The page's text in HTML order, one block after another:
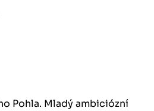
Pohla. Mladý ambiciózní